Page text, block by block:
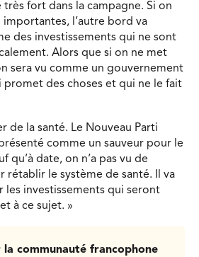
fort dans la campagne. Si on
l’autre bord va
des investissements qui ne sont
Alors que si on ne met
sera vu comme un gouvernement
promet des choses et qui ne le fait
de la santé. Le Nouveau Parti
comme un sauveur pour le
qu’à date, on n’a pas vu de
rétablir le système de santé. Il va
les investissements qui seront
à ce sujet. »
la communauté francophone